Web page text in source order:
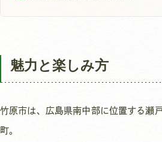
魅力と楽しみ方
竹原市は、広島県南中部に位置する瀬
町。